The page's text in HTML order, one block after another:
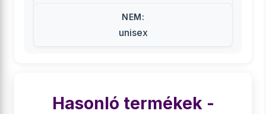
NEM:
unisex
Hasonló termékek -